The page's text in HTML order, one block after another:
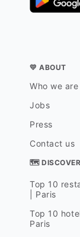
💛 ABOUT
Who we are
Jobs
Press
Contact us
🗺 DISCOVER
Top 10
| Paris
Top 10
Paris